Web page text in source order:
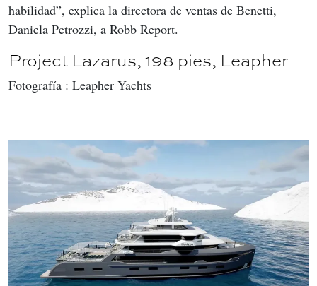
habilidad”, explica la directora de ventas de Benetti,
Daniela Petrozzi, a Robb Report.
Project Lazarus, 198 pies, Leapher
Fotografía : Leapher Yachts